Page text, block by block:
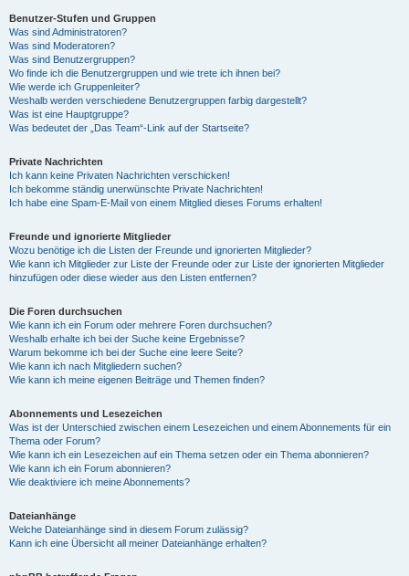
V
d
e
o
Benutzer-Stufen und Gruppen
Was sind Administratoren?
Was sind Moderatoren?
Was sind Benutzergruppen?
Wo finde ich die Benutzergruppen und wie trete ich ihnen bei?
Wie werde ich Gruppenleiter?
Weshalb werden verschiedene Benutzergruppen farbig dargestellt?
Was ist eine Hauptgruppe?
Was bedeutet der „Das Team“-Link auf der Startseite?
Private Nachrichten
Ich kann keine Privaten Nachrichten verschicken!
Ich bekomme ständig unerwünschte Private Nachrichten!
Ich habe eine Spam-E-Mail von einem Mitglied dieses Forums erhalten!
Freunde und ignorierte Mitglieder
Wozu benötige ich die Listen der Freunde und ignorierten Mitglieder?
Wie kann ich Mitglieder zur Liste der Freunde oder zur Liste der ignorierten Mitglieder
hinzufügen oder diese wieder aus den Listen entfernen?
Die Foren durchsuchen
Wie kann ich ein Forum oder mehrere Foren durchsuchen?
Weshalb erhalte ich bei der Suche keine Ergebnisse?
Warum bekomme ich bei der Suche eine leere Seite?
Wie kann ich nach Mitgliedern suchen?
Wie kann ich meine eigenen Beiträge und Themen finden?
Abonnements und Lesezeichen
Was ist der Unterschied zwischen einem Lesezeichen und einem Abonnements für ein
Thema oder Forum?
Wie kann ich ein Lesezeichen auf ein Thema setzen oder ein Thema abonnieren?
Wie kann ich ein Forum abonnieren?
Wie deaktiviere ich meine Abonnements?
Dateianhänge
Welche Dateianhänge sind in diesem Forum zulässig?
Kann ich eine Übersicht all meiner Dateianhänge erhalten?